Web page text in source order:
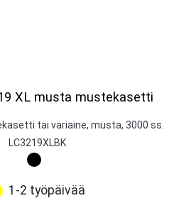
XL musta mustekasetti
tai väriaine, musta, 3000 ss.
LC3219XLBK
1-2 työpäivää